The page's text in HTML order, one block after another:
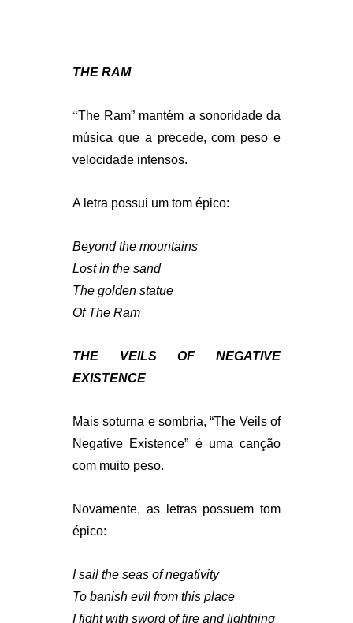
THE RAM
“The Ram” mantém a sonoridade da
música que a precede, com peso e
velocidade intensos.
A letra possui um tom épico:
Beyond the mountains
Lost in the sand
The golden statue
Of The Ram
THE VEILS OF NEGATIVE
EXISTENCE
Mais soturna e sombria, “The Veils of
Negative Existence” é uma canção
com muito peso.
Novamente, as letras possuem tom
épico:
I sail the seas of negativity
To banish evil from this place
I fight with sword of fire and lightning